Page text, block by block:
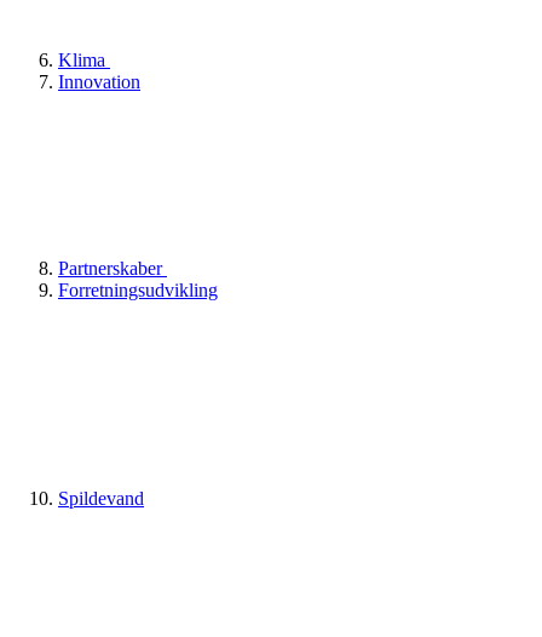
Klima
Innovation
Partnerskaber
Forretningsudvikling
Spildevand